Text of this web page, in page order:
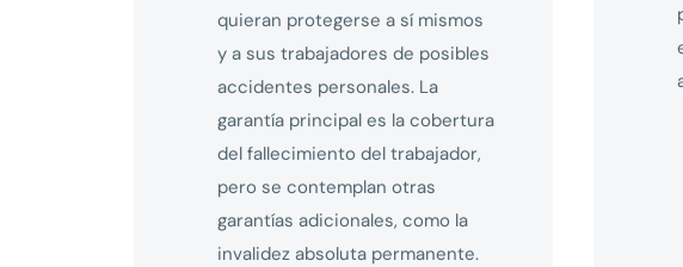
quieran protegerse a sí mismos
y a sus trabajadores de posibles
accidentes personales. La
garantía principal es la cobertura
del fallecimiento del trabajador,
pero se contemplan otras
garantías adicionales, como la
invalidez absoluta permanente.